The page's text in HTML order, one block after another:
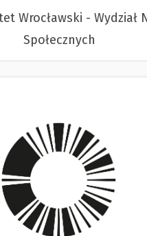
Wrocławski - Wydział
Społecznych